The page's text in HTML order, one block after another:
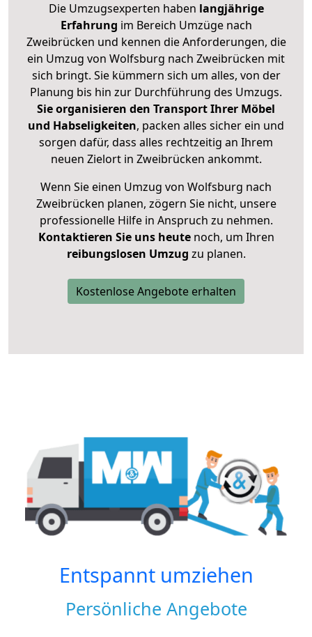
Die Umzugsexperten haben langjährige
Erfahrung im Bereich Umzüge nach
Zweibrücken und kennen die Anforderungen, die
ein Umzug von Wolfsburg nach Zweibrücken mit
sich bringt. Sie kümmern sich um alles, von der
Planung bis hin zur Durchführung des Umzugs.
Sie organisieren den Transport Ihrer Möbel
und Habseligkeiten, packen alles sicher ein und
sorgen dafür, dass alles rechtzeitig an Ihrem
neuen Zielort in Zweibrücken ankommt.
Wenn Sie einen Umzug von Wolfsburg nach
Zweibrücken planen, zögern Sie nicht, unsere
professionelle Hilfe in Anspruch zu nehmen.
Kontaktieren Sie uns heutenoch, um Ihren
reibungslosen Umzug zu planen.
Kostenlose Angebote erhalten
Entspannt umziehen
Persönliche Angebote